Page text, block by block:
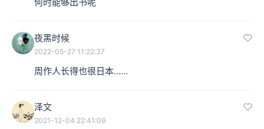
夜黑时候
2022-05-27 11:22:37
周作人长得也很日本……
泽文
2021-12-04 22:41:09